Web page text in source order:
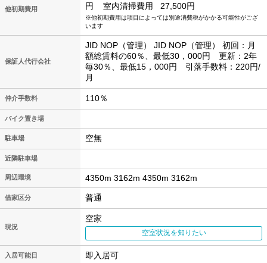
他初期費用
円
室内清掃費用 27,500円
※他初期費用は項目によっては別途消費税がかかる可能性がござ
います
保証人代行会社
JID NOP（管理） JID NOP（管理） 初回：月
額総賃料の60％、最低30，000円 更新：2年
毎30％、最低15，000円 引落手数料：220円/
月
仲介手数料 110％
バイク置き場
駐車場 空無
近隣駐車場
周辺環境 4350m 3162m 4350m 3162m
借家区分 普通
現況
空家
空室状況を知りたい
入居可能日 即入居可